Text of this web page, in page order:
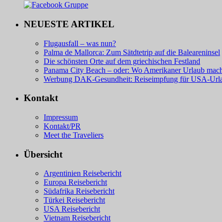
NEUESTE ARTIKEL
Flugausfall – was nun?
Palma de Mallorca: Zum Sätdtetrip auf die Baleareninsel
Die schönsten Orte auf dem griechischen Festland
Panama City Beach – oder: Wo Amerikaner Urlaub
Werbung DAK-Gesundheit: Reiseimpfung für USA-
Kontakt
Impressum
Kontakt/PR
Meet the Traveliers
Übersicht
Argentinien Reisebericht
Europa Reisebericht
Südafrika Reisebericht
Türkei Reisebericht
USA Reisebericht
Vietnam Reisebericht